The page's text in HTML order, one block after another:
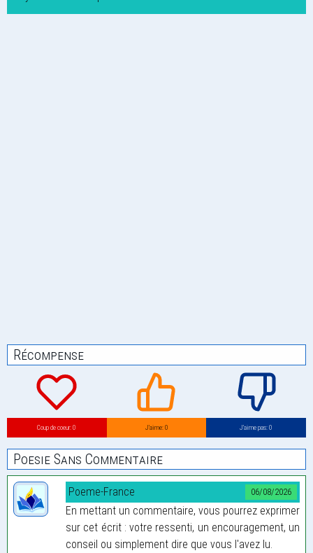
Récompense
Coup de coeur: 0 J’aime: 0 J’aime pas: 0
Poesie Sans Commentaire
06/08/2026
Poeme-France
En mettant un commentaire, vous pourrez exprimer
sur cet écrit : votre ressenti, un encouragement, un
conseil ou simplement dire que vous l'avez lu.